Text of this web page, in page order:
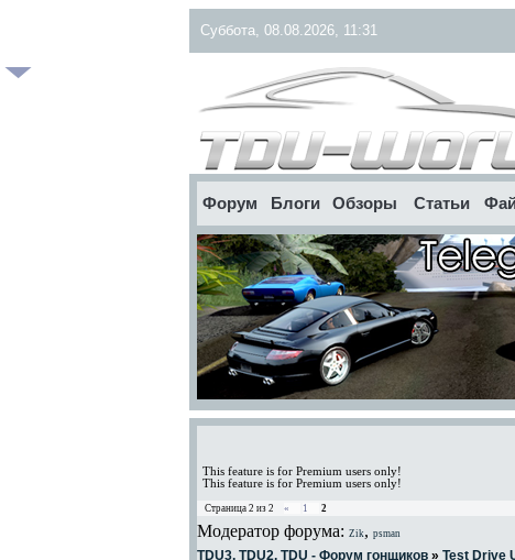
Суббота, 08.08.2026, 11:31
Форум Блоги Обзоры Статьи
This feature is for Premium users only!
This feature is for Premium users only!
Страница 2 из 2 « 1 2
Модератор форума: Zik, psman
TDU3, TDU2, TDU - Форум гонщиков » Test Drive